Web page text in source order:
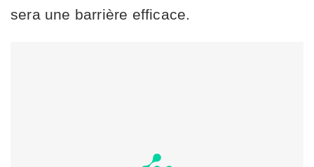
sera une barrière efficace.